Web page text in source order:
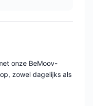
onze BeMoov-
zowel dagelijks als